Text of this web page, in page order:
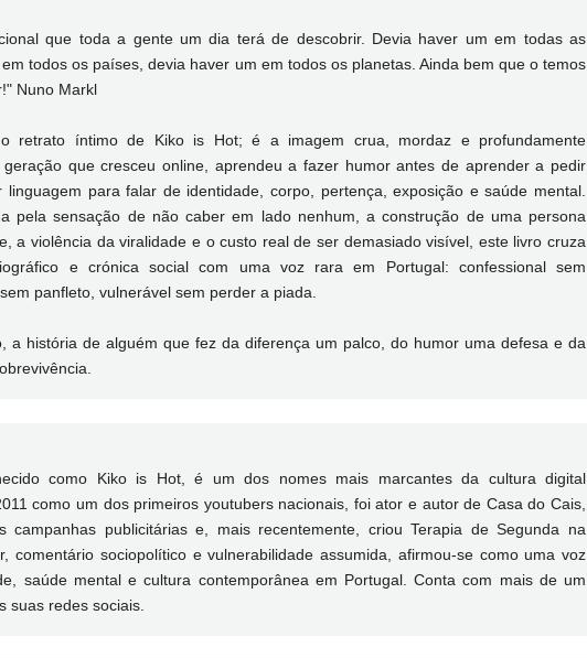
que toda a gente um dia terá de descobrir. Devia haver um em todas as
todos os países, devia haver um em todos os planetas. Ainda bem que o temos
Nuno Markl
retrato íntimo de Kiko is Hot; é a imagem crua, mordaz e profundamente
que cresceu online, aprendeu a fazer humor antes de aprender a pedir
para falar de identidade, corpo, pertença, exposição e saúde mental.
pela sensação de não caber em lado nenhum, a construção de uma persona
a violência da viralidade e o custo real de ser demasiado visível, este livro cruza
e crónica social com uma voz rara em Portugal: confessional sem
panfleto, vulnerável sem perder a piada.
a história de alguém que fez da diferença um palco, do humor uma defesa e da
como Kiko is Hot, é um dos nomes mais marcantes da cultura digital
como um dos primeiros youtubers nacionais, foi ator e autor de Casa do Cais,
campanhas publicitárias e, mais recentemente, criou Terapia de Segunda na
comentário sociopolítico e vulnerabilidade assumida, afirmou-se como uma voz
saúde mental e cultura contemporânea em Portugal. Conta com mais de um
suas redes sociais.